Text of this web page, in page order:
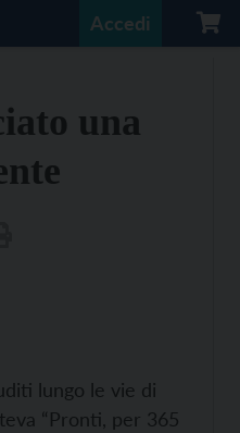
Accedi
una
lungo le vie di
“Pronti, per 365